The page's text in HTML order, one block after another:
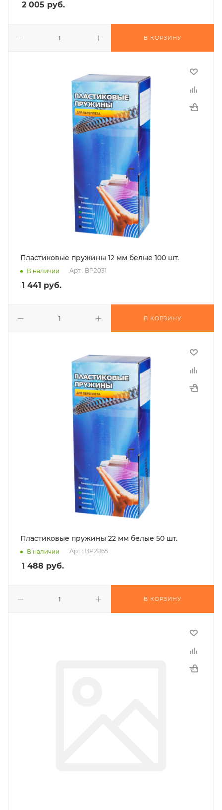
2 005 руб.
В КОРЗИНУ
Пластиковые пружины 12 мм белые 100 шт.
В наличии Арт.: BP2031
1 441 руб.
В КОРЗИНУ
Пластиковые пружины 22 мм белые 50 шт.
В наличии Арт.: BP2065
1 488 руб.
В КОРЗИНУ